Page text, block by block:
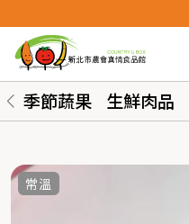
季節蔬果 生鮮肉品
常溫